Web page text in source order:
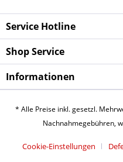
Service Hotline
Shop Service
Informationen
* Alle Preise inkl. gesetzl.
Nachnahmegebühren,
Cookie-Einstellungen